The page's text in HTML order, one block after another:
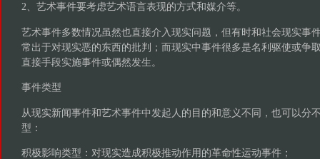
2、艺术事件要考虑艺术语言表现的方式和媒介等。
艺术事件多数情况虽然也直接介入现实问题，但有时和社会现实事
常出于对现实恶的东西的批判；而现实中事件很多是名利驱使或争
直接手段实施事件或偶然发生。
事件类型
从现实新闻事件和艺术事件中发起人的目的和意义不同，也可以分
型：
积极影响类型：对现实造成积极推动作用的革命性运动事件；